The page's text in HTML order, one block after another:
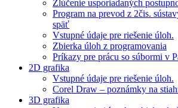
Zlúčenie usporiadaných
Program na prevod z 2čis.
späť
Vstupné údaje pre riešenie úloh.
Zbierka úloh z programovania
Príkazy pre prácu so súbormi v
2D grafika
Vstupné údaje pre riešenie úloh.
Corel Draw – poznámky na
3D grafika